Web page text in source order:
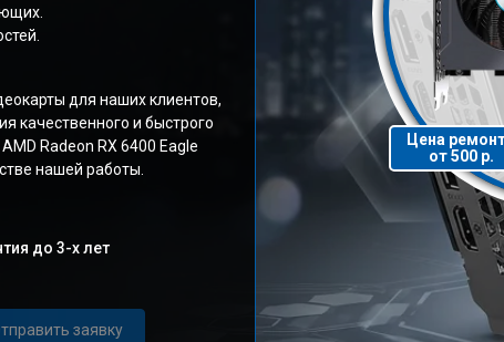
для наших клиентов,
качественного и быстрого
Radeon RX 6400 Eagle
нашей работы.
до 3-х лет
заявку
Цена
от 500 р.